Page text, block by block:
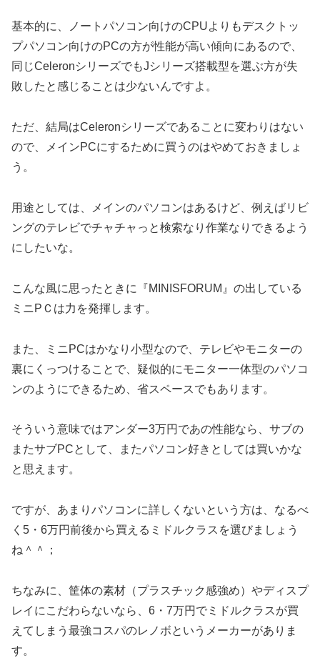
基本的に、ノートパソコン向けのCPUよりもデスクトッ
プパソコン向けのPCの方が性能が高い傾向にあるので、
同じCeleronシリーズでもJシリーズ搭載型を選ぶ方が失
敗したと感じることは少ないんですよ。
ただ、結局はCeleronシリーズであることに変わりはない
ので、メインPCにするために買うのはやめておきましょ
う。
用途としては、メインのパソコンはあるけど、例えばリビ
ングのテレビでチャチャっと検索なり作業なりできるよう
にしたいな。
こんな風に思ったときに『MINISFORUM』の出している
ミニPＣは力を発揮します。
また、ミニPCはかなり小型なので、テレビやモニターの
裏にくっつけることで、疑似的にモニター一体型のパソコ
ンのようにできるため、省スペースでもあります。
そういう意味ではアンダー3万円であの性能なら、サブの
またサブPCとして、またパソコン好きとしては買いかな
と思えます。
ですが、あまりパソコンに詳しくないという方は、なるべ
く5・6万円前後から買えるミドルクラスを選びましょう
ね＾＾；
ちなみに、筐体の素材（プラスチック感強め）やディスプ
レイにこだわらないなら、6・7万円でミドルクラスが買
えてしまう最強コスパのレノボというメーカーがありま
す。